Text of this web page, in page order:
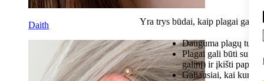
Daith Yra trys būdai, kaip plagai gali
Dauguma plagų turi
Plagai gali būti su
galinį) ir įkišti
Galiausiai, kai kurie